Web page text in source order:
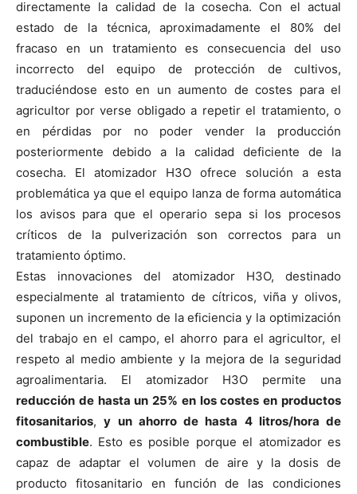
directamente la calidad de la cosecha. Con el actual
estado de la técnica, aproximadamente el 80% del
fracaso en un tratamiento es consecuencia del uso
incorrecto del equipo de protección de cultivos,
traduciéndose esto en un aumento de costes para el
agricultor por verse obligado a repetir el tratamiento, o
en pérdidas por no poder vender la producción
posteriormente debido a la calidad deficiente de la
cosecha. El atomizador H3O ofrece solución a esta
problemática ya que el equipo lanza de forma automática
los avisos para que el operario sepa si los procesos
críticos de la pulverización son correctos para un
tratamiento óptimo.
Estas innovaciones del atomizador H3O, destinado
especialmente al tratamiento de cítricos, viña y olivos,
suponen un incremento de la eficiencia y la optimización
del trabajo en el campo, el ahorro para el agricultor, el
respeto al medio ambiente y la mejora de la seguridad
agroalimentaria. El atomizador H3O permite una
reducción de hasta un 25% en los costes en productos
fitosanitarios,y un ahorro de hasta 4 litros/hora de
combustible. Esto es posible porque el atomizador es
capaz de adaptar el volumen de aire y la dosis de
producto fitosanitario en función de las condiciones